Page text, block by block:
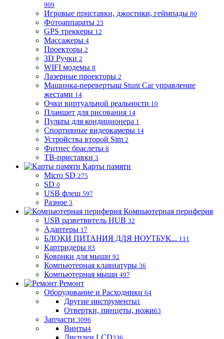
909
Игровые приставки, джостики, геймпады 80
Фотоаппараты 23
GPS треккеры 12
Массажеры 4
Проекторы 2
3D Ручки 2
WIFI модемы 8
Лазерные проекторы 2
Машинка-перевертыш Stunt Car управление
жестами 14
Очки виртуальной реальности 10
Планшет для рисования 14
Пульты для кондиционера 1
Спортивные видеокамеры 14
Устройства второй Sim 2
Фитнес браслеты 8
ТВ-приставки 3
Карты памяти
Micro SD 275
SD 0
USB флеш 597
Разное 3
Компьютерная периферия
USB разветвитель HUB 32
Адаптеры 17
БЛОКИ ПИТАНИЯ ДЛЯ НОУТБУК... 111
Картридеры 83
Коврики для мыши 92
Компьютерная клавиатуры 36
Компьютерная мыши 497
Ремонт
Оборудование и Расходники 64
Другие инструменты1
Отвертки, пинцеты, ножи63
Запчасти 3096
Винты4
Дисплеи LCD